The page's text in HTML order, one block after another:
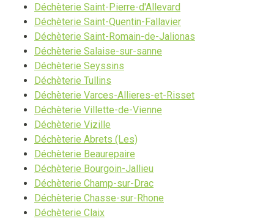
Déchèterie Saint-Pierre-d'Allevard
Déchèterie Saint-Quentin-Fallavier
Déchèterie Saint-Romain-de-Jalionas
Déchèterie Salaise-sur-sanne
Déchèterie Seyssins
Déchèterie Tullins
Déchèterie Varces-Allieres-et-Risset
Déchèterie Villette-de-Vienne
Déchèterie Vizille
Déchèterie Abrets (Les)
Déchèterie Beaurepaire
Déchèterie Bourgoin-Jallieu
Déchèterie Champ-sur-Drac
Déchèterie Chasse-sur-Rhone
Déchèterie Claix